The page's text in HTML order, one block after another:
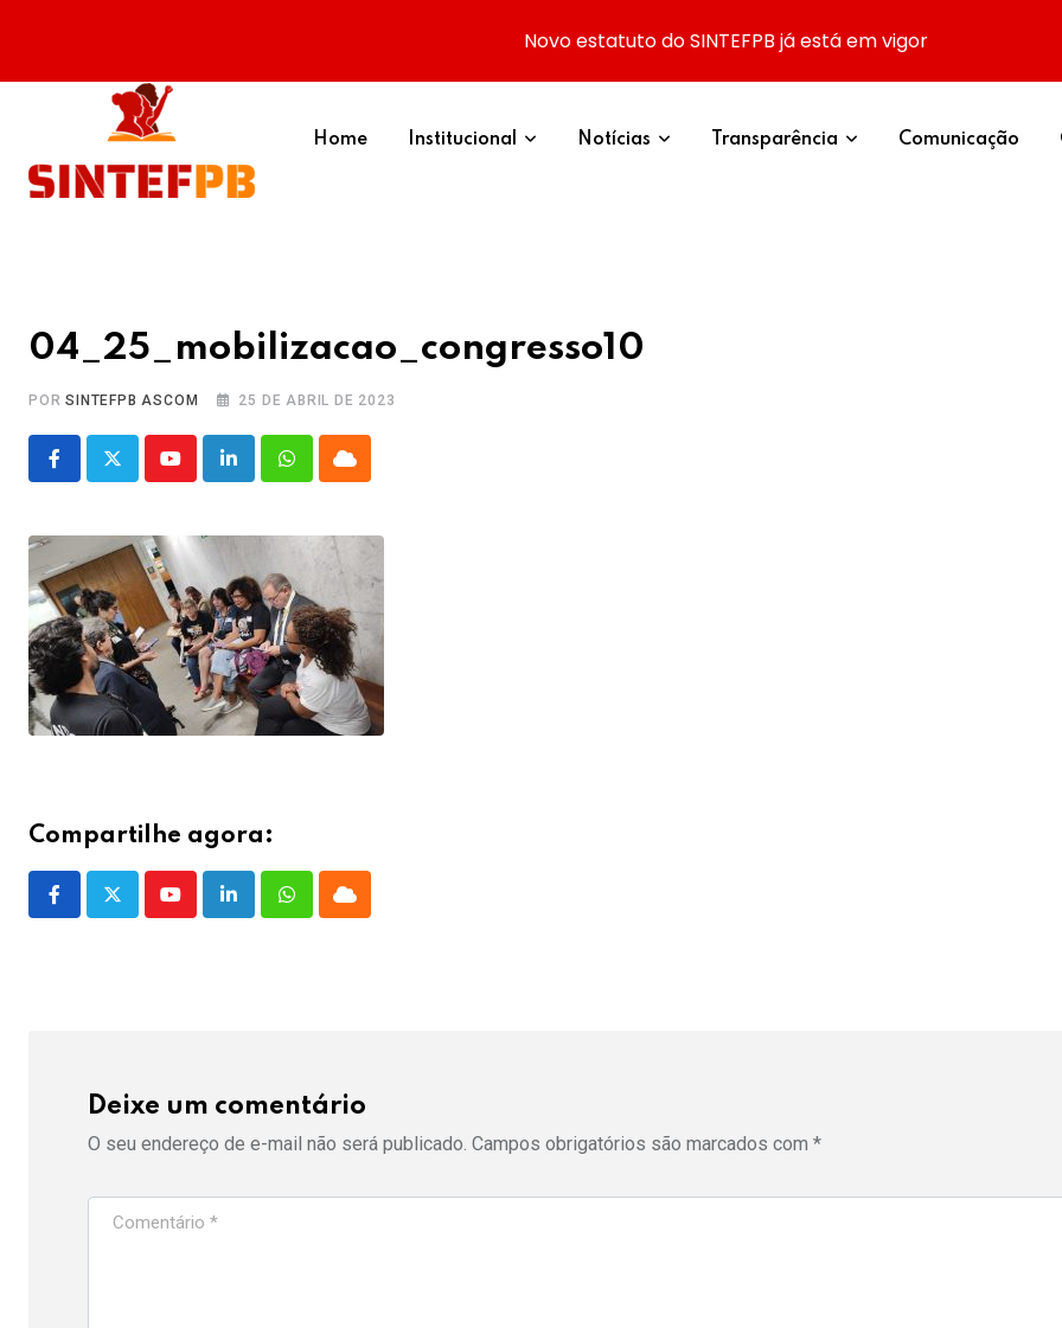
content
Home Institucional Notícias Transparência Comunicação
04_25_mobilizacao_congresso10
PORSINTEFPB ASCOM 25 DE ABRIL DE 2023
YoutubeLinkedInWhatsappCloud
Compartilhe agora:
YoutubeLinkedInWhatsappCloud
Deixe um comentário
O seu endereço de e-mail não será publicado. Campos obrigatórios são marcados com *
Novo estatuto do SINTEFPB já está em vigor